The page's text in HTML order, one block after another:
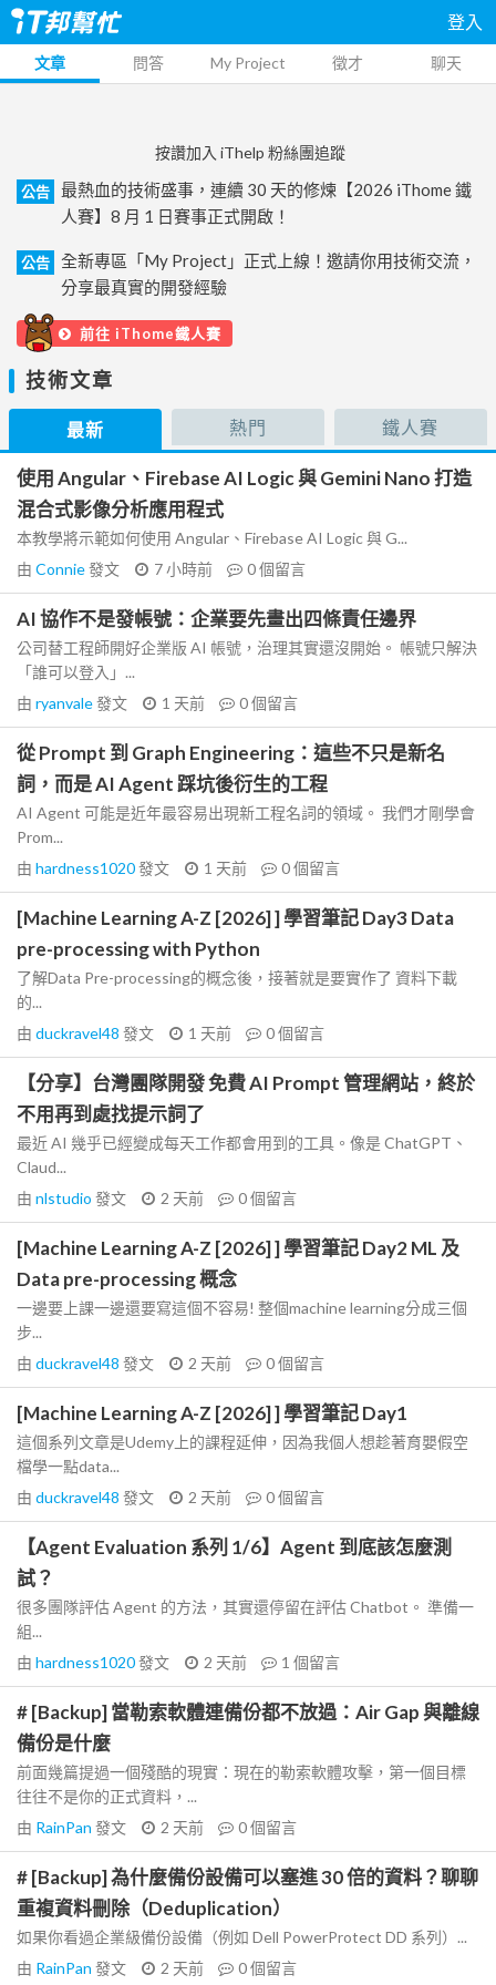
登入
文章 問答 My Project 徵才 聊天
按讚加入 iThelp 粉絲團追蹤
公告
最熱血的技術盛事，連續 30 天的修煉【2026 iThome 鐵
人賽】8 月 1 日賽事正式開啟！
公告
全新專區「My Project」正式上線！邀請你用技術交流，
分享最真實的開發經驗
前往 iThome鐵人賽
技術文章
最新 熱門 鐵人賽
使用 Angular、Firebase AI Logic 與 Gemini Nano 打造
混合式影像分析應用程式
本教學將示範如何使用 Angular、Firebase AI Logic 與 G...
由 Connie發文 7 小時前 0個留言
AI 協作不是發帳號：企業要先畫出四條責任邊界
公司替工程師開好企業版 AI 帳號，治理其實還沒開始。 帳號只解決
「誰可以登入」...
由 ryanvale發文 1 天前 0個留言
從 Prompt 到 Graph Engineering：這些不只是新名
詞，而是 AI Agent 踩坑後衍生的工程
AI Agent 可能是近年最容易出現新工程名詞的領域。 我們才剛學會
Prom...
由 hardness1020發文 1 天前 0個留言
[Machine Learning A-Z [2026] ] 學習筆記 Day3 Data
pre-processing with Python
了解Data Pre-processing的概念後，接著就是要實作了 資料下載
的...
由 duckravel48 發文 1 天前 0個留言
【分享】台灣團隊開發 免費 AI Prompt 管理網站，終於
不用再到處找提示詞了
最近 AI 幾乎已經變成每天工作都會用到的工具。像是 ChatGPT、
Claud...
由 nlstudio 發文 2 天前 0個留言
[Machine Learning A-Z [2026] ] 學習筆記 Day2 ML 及
Data pre-processing 概念
一邊要上課一邊還要寫這個不容易! 整個machine learning分成三個
步...
由 duckravel48 發文 2 天前 0個留言
[Machine Learning A-Z [2026] ] 學習筆記 Day1
這個系列文章是Udemy上的課程延伸，因為我個人想趁著育嬰假空
檔學一點data...
由 duckravel48 發文 2 天前 0個留言
【Agent Evaluation 系列 1/6】Agent 到底該怎麼測
試？
很多團隊評估 Agent 的方法，其實還停留在評估 Chatbot。 準備一
組...
由 hardness1020發文 2 天前 1 個留言
# [Backup] 當勒索軟體連備份都不放過：Air Gap 與離線
備份是什麼
前面幾篇提過一個殘酷的現實：現在的勒索軟體攻擊，第一個目標
往往不是你的正式資料，...
由 RainPan 發文 2 天前 0個留言
# [Backup] 為什麼備份設備可以塞進 30 倍的資料？聊聊
重複資料刪除（Deduplication）
如果你看過企業級備份設備（例如 Dell PowerProtect DD 系列）...
由 RainPan 發文 2 天前 0個留言